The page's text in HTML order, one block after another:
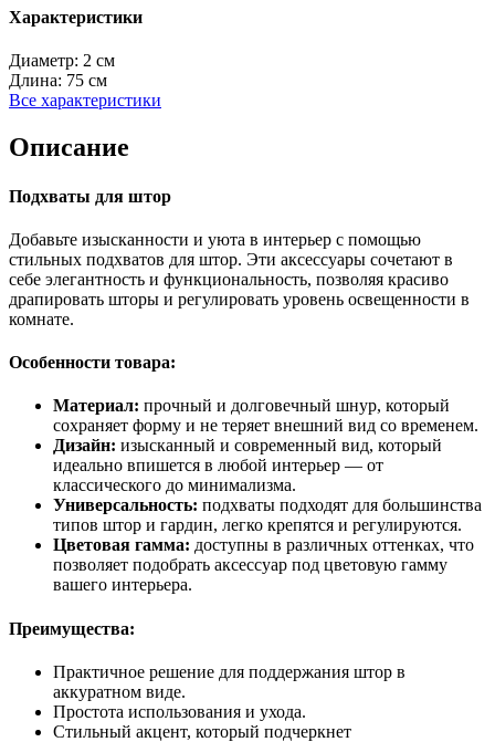
Характеристики
Диаметр: 2 см
Длина: 75 см
Все характеристики
Описание
Подхваты для штор
Добавьте изысканности и уюта в интерьер с помощью
стильных подхватов для штор. Эти аксессуары сочетают в
себе элегантность и функциональность, позволяя красиво
драпировать шторы и регулировать уровень освещенности в
комнате.
Особенности товара:
Материал: прочный и долговечный шнур, который
сохраняет форму и не теряет внешний вид со временем.
Дизайн: изысканный и современный вид, который
идеально впишется в любой интерьер — от
классического до минимализма.
Универсальность: подхваты подходят для большинства
типов штор и гардин, легко крепятся и регулируются.
Цветовая гамма: доступны в различных оттенках, что
позволяет подобрать аксессуар под цветовую гамму
вашего интерьера.
Преимущества:
Практичное решение для поддержания штор в
аккуратном виде.
Простота использования и ухода.
Стильный акцент, который подчеркнет